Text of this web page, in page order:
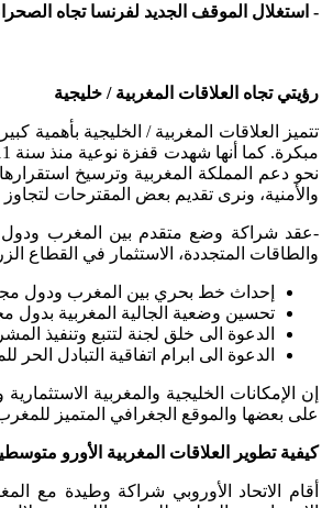
- استغلال الموقف الجديد لفرنسا تجاه
رؤيتي تجاه العلاقات المغربية / خليجية
تتميز العلاقات المغربية / الخليجية بأهمية
والأمنية، ونرى تقديم بعض المقترحات
-عقد شراكة وضع متقدم بين المغرب ودول
والطاقات المتجددة، الاستثمار في القطاع
إحداث خط بحري بين المغرب ودول
تحسين وضعية الجالية المغربية بدول
الدعوة الى خلق لجنة لتتبع وتنفيذ
الدعوة الى ابرام اتفاقية التبادل
إن الإمكانات الخليجية والمغربية
على بعضها والموقع الجغرافي المتميز للمغرب
كيفية تطوير العلاقات المغربية الأورو